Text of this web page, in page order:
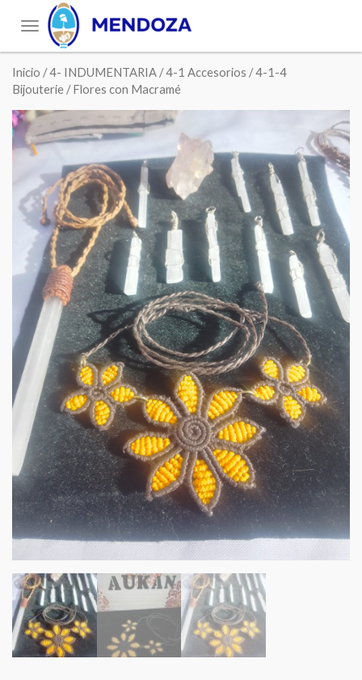
Toggle
navigation
Inicio /4- INDUMENTARIA /4-1 Accesorios /4-1-4
Bijouterie / Flores con Macramé